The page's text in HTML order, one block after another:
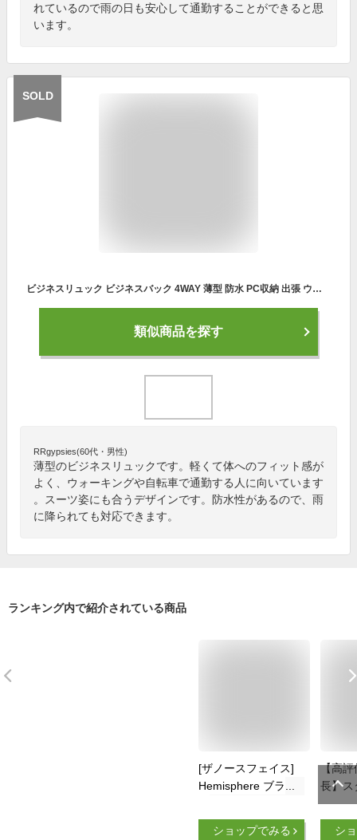
れているので雨の日も安心して通勤することができると思
います。
SOLD
ビジネスリュック ビジネスバック 4WAY 薄型 防水 PC収納 出張 ウォーキング 自転車通勤 メンズ usbポート 防水 斜め掛け 通勤
類似商品を探す
RRgypsies(60代・男性)
薄型のビジネスリュックです。軽くて体へのフィット感が
よく、ウォーキングや自転車で通勤する人に向いています
。スーツ姿にも合うデザインです。防水性があるので、雨
に降られても対応できます。
ランキング内で紹介されている商品
[ザノースフェイス]
Hemisphere ブラッ
ショップでみる
【高評
長】ス
ク ビ
カジュ
シ